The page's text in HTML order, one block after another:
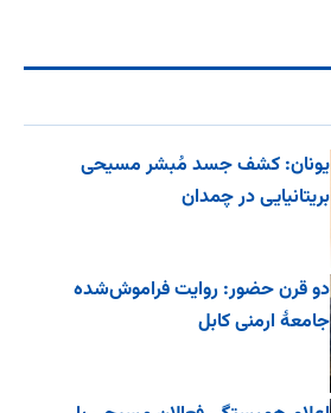
یونان: کشف جسد مُبشر مسیحی
بریتانیایی در چمدان
دو قرن حضور: روایت فراموش‌شده
جامعۀ ارمنی کابل